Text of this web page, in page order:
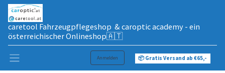
caretool Fahrzeugpflegeshop & caroptic academy - ein
österreichischer Onlineshop🇦🇹
Anmelden 📦 Gratis Versand ab €65,-